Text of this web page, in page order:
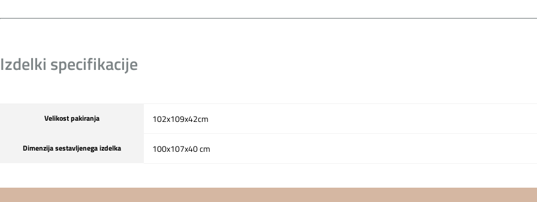
Izdelki specifikacije
Velikost pakiranja 102x109x42cm
Dimenzija sestavljenega izdelka 100x107x40 cm